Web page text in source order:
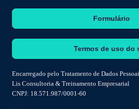
Formulário
Termos de uso do
Encarregado pelo Tratamento de Dados
Lis Consultoria & Treinamento Empresarial
CNPJ: 18.571.987/0001-60